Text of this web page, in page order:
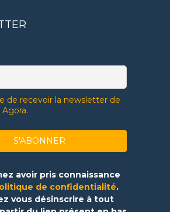
de recevoir la newsletter de
avoir pris connaissance
de confidentialité.
vous désinscrire à tout